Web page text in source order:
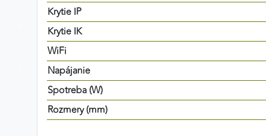
Krytie IP
Krytie IK
WiFi
Napájanie
Spotreba (W)
Rozmery (mm)